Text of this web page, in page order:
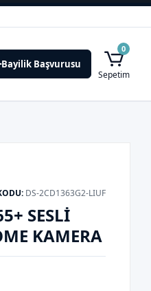
Bayilik Başvurusu
0
Sepetim
DS-2CD1363G2-LIUF
SESLI
KAMERA